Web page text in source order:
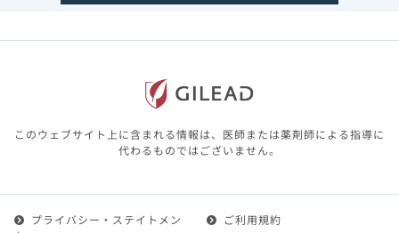
このウェブサイト上に含まれる情報は、医師または薬剤師による指導に
代わるものではございません。
プライバシー・ステイトメン
ご利用規約